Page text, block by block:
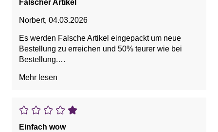
Falscher Artikel
Norbert, 04.03.2026
Es werden Falsche Artikel eingepackt um neue
Bestellung zu erreichen und 50% teurer wie bei
Bestellung.
Mehr lesen
Einfach wow